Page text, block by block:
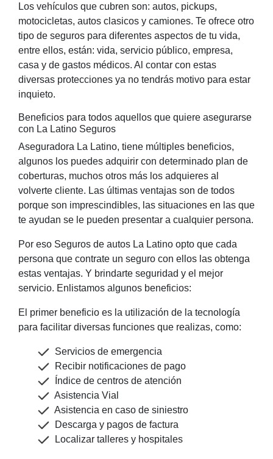
Los vehículos que cubren son: autos, pickups,
motocicletas, autos clasicos y camiones. Te ofrece otro
tipo de seguros para diferentes aspectos de tu vida,
entre ellos, están: vida, servicio público, empresa,
casa y de gastos médicos. Al contar con estas
diversas protecciones ya no tendrás motivo para estar
inquieto.
Beneficios para todos aquellos que quiere asegurarse
con La Latino Seguros
Aseguradora La Latino, tiene múltiples beneficios,
algunos los puedes adquirir con determinado plan de
coberturas, muchos otros más los adquieres al
volverte cliente. Las últimas ventajas son de todos
porque son imprescindibles, las situaciones en las que
te ayudan se le pueden presentar a cualquier persona.
Por eso Seguros de autos La Latino opto que cada
persona que contrate un seguro con ellos las obtenga
estas ventajas. Y brindarte seguridad y el mejor
servicio. Enlistamos algunos beneficios:
El primer beneficio es la utilización de la tecnología
para facilitar diversas funciones que realizas, como:
Servicios de emergencia
Recibir notificaciones de pago
Índice de centros de atención
Asistencia Vial
Asistencia en caso de siniestro
Descarga y pagos de factura
Localizar talleres y hospitales